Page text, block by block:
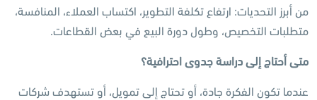
من أبرز التحديات: ارتفاع تكلفة التطوير، اكتساب العملاء، المنافسة،
متطلبات التخصيص، وطول دورة البيع في بعض القطاعات.
متى أحتاج إلى دراسة جدوى احترافية؟
عندما تكون الفكرة جادة، أو تحتاج إلى تمويل، أو تستهدف شركات